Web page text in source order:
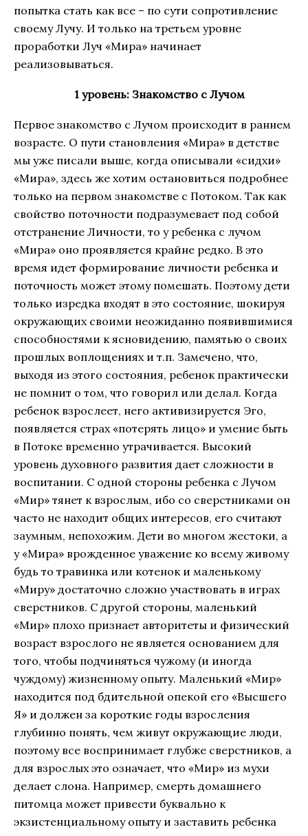
попытка стать как все – по сути сопротивление
своему Лучу. И только на третьем уровне
проработки Луч «Мира» начинает
реализовываться.
1 уровень: Знакомство с Лучом
Первое знакомство с Лучом происходит в раннем
возрасте. О пути становления «Мира» в детстве
мы уже писали выше, когда описывали «сидхи»
«Мира», здесь же хотим остановиться подробнее
только на первом знакомстве с Потоком. Так как
свойство поточности подразумевает под собой
отстранение Личности, то у ребенка с лучом
«Мира» оно проявляется крайне редко. В это
время идет формирование личности ребенка и
поточность может этому помешать. Поэтому дети
только изредка входят в это состояние, шокируя
окружающих своими неожиданно появившимися
способностями к ясновидению, памятью о своих
прошлых воплощениях и т.п. Замечено, что,
выходя из этого состояния, ребенок практически
не помнит о том, что говорил или делал. Когда
ребенок взрослеет, него активизируется Эго,
появляется страх «потерять лицо» и умение быть
в Потоке временно утрачивается. Высокий
уровень духовного развития дает сложности в
воспитании. С одной стороны ребенка с Лучом
«Мир» тянет к взрослым, ибо со сверстниками он
часто не находит общих интересов, его считают
заумным, непохожим. Дети во многом жестоки, а
у «Мира» врожденное уважение ко всему живому
будь то травинка или котенок и маленькому
«Миру» достаточно сложно участвовать в играх
сверстников. С другой стороны, маленький
«Мир» плохо признает авторитеты и физический
возраст взрослого не является основанием для
того, чтобы подчиняться чужому (и иногда
чуждому) жизненному опыту. Маленький «Мир»
находится под бдительной опекой его «Высшего
Я» и должен за короткие годы взросления
глубинно понять, чем живут окружающие люди,
поэтому все воспринимает глубже сверстников, а
для взрослых это означает, что «Мир» из мухи
делает слона. Например, смерть домашнего
питомца может привести буквально к
экзистенциальному опыту и заставить ребенка